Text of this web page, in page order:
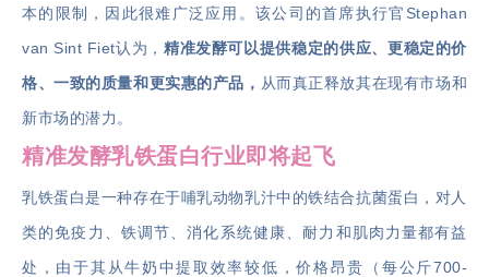
本的限制，因此很难广泛应用。该公司的首席执行官Stephan
van Sint Fiet认为， 精准发酵可以提供稳定的供应、更稳定的价
格、一致的质量和更实惠的产品， 从而真正释放其在现有市场和
新市场的潜力。
精准发酵乳铁蛋白行业即将起飞
乳铁蛋白是一种存在于哺乳动物乳汁中的铁结合抗菌蛋白，对人
类的免疫力、铁调节、消化系统健康、耐力和肌肉力量都有益
处，由于其从牛奶中提取效率较低，价格昂贵（每公斤700-